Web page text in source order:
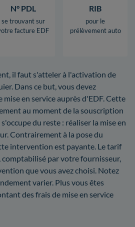
N° PDL
se trouvant sur
facture EDF
RIB
pour le
prélèvement auto
il faut s'atteler à l'activation de
Dans ce but, vous devez
en service auprès d'EDF. Cette
au moment de la souscription
du reste : réaliser la mise en
Contrairement à la pose du
intervention est payante. Le tarif
comptabilisé par votre fournisseur,
que vous avez choisi. Notez
varier. Plus vous êtes
des frais de mise en service